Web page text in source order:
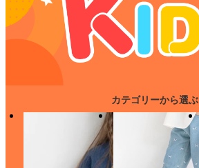
カテゴリーから選ぶ